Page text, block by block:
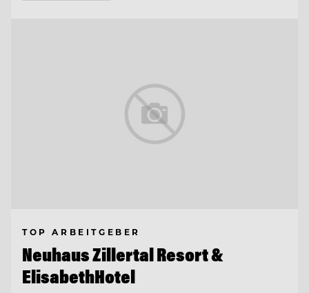
TOP ARBEITGEBER
Neuhaus Zillertal Resort &
ElisabethHotel